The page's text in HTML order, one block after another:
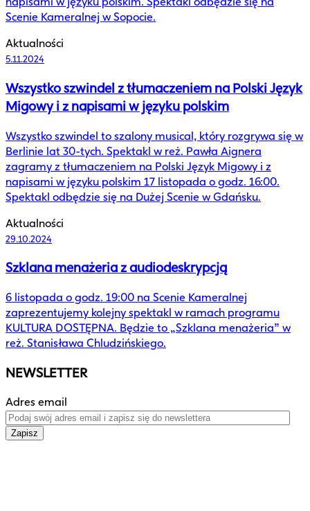
Scenie Kameralnej w Sopocie.
Aktualności
5.11.2024
Wszystko szwindel z tłumaczeniem na Polski Język
Migowy i z napisami w języku polskim
Wszystko szwindel to szalony musical, który rozgrywa się w
Berlinie lat 30-tych. Spektakl w reż. Pawła Aignera
zagramy z tłumaczeniem na Polski Język Migowy i z
napisami w języku polskim 17 listopada o godz. 16:00.
Spektakl odbędzie się na Dużej Scenie w Gdańsku.
Aktualności
29.10.2024
Szklana menażeria z audiodeskrypcją
6 listopada o godz. 19:00 na Scenie Kameralnej
zaprezentujemy kolejny spektakl w ramach programu
KULTURA DOSTĘPNA. Będzie to „Szklana menażeria” w
reż. Stanisława Chludzińskiego.
NEWSLETTER
Adres email
Zapisz